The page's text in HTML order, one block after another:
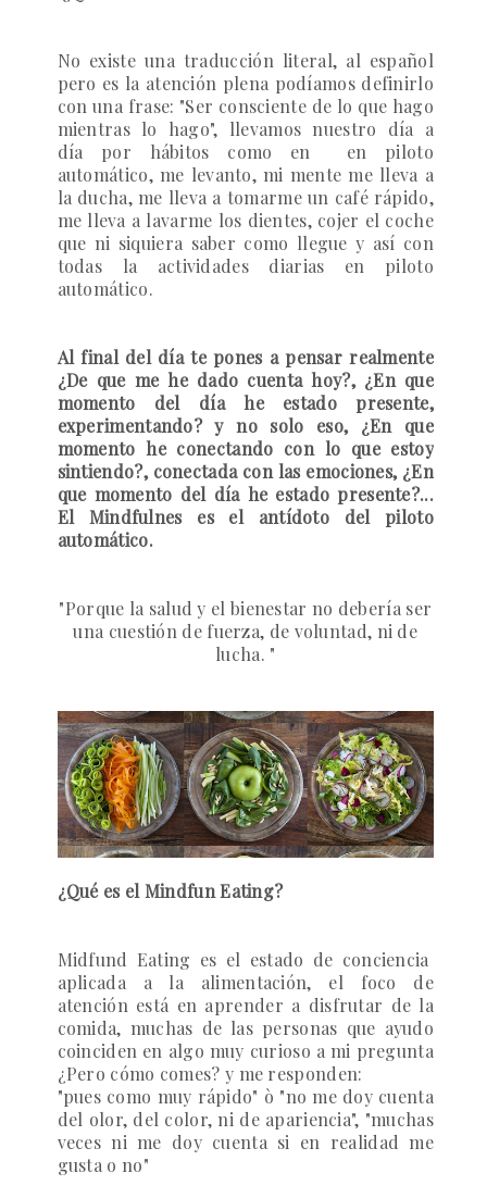
No existe una traducción literal, al español
pero es la atención plena podíamos definirlo
con una frase: "Ser consciente de lo que hago
mientras lo hago", llevamos nuestro día a
día por hábitos como en en piloto
automático, me levanto, mi mente me lleva a
la ducha, me lleva a tomarme un café rápido,
me lleva a lavarme los dientes, cojer el coche
que ni siquiera saber como llegue y así con
todas la actividades diarias en piloto
automático.
Al final del día te pones a pensar realmente
¿De que me he dado cuenta hoy?, ¿En que
momento del día he estado presente,
experimentando? y no solo eso, ¿En que
momento he conectando con lo que estoy
sintiendo?, conectada con las emociones, ¿En
que momento del día he estado presente?...
El Mindfulnes es el antídoto del piloto
automático.
"Porque la salud y el bienestar no debería ser
una cuestión de fuerza, de voluntad, ni de
lucha. "
¿Qué es el Mindfun Eating?
Midfund Eating es el estado de conciencia
aplicada a la alimentación, el foco de
atención está en aprender a disfrutar de la
comida, muchas de las personas que ayudo
coinciden en algo muy curioso a mi pregunta
¿Pero cómo comes? y me responden:
"pues como muy rápido" ò "no me doy cuenta
del olor, del color, ni de apariencia", "muchas
veces ni me doy cuenta si en realidad me
gusta o no"